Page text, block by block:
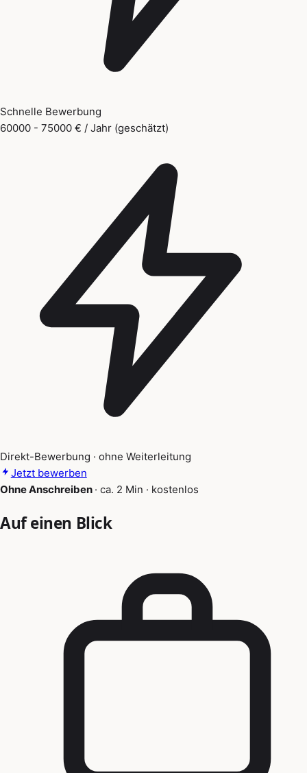
Schnelle Bewerbung
60000 - 75000 € / Jahr (geschätzt)
Direkt-Bewerbung · ohne Weiterleitung
Jetzt bewerben
Ohne Anschreiben · ca. 2 Min · kostenlos
Auf einen Blick